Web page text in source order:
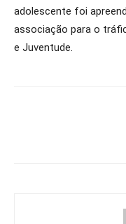
adolescente foi
associação para o
e Juventude.